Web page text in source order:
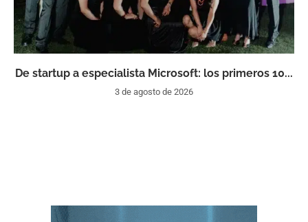
De startup a especialista Microsoft: los primeros 10...
3 de agosto de 2026